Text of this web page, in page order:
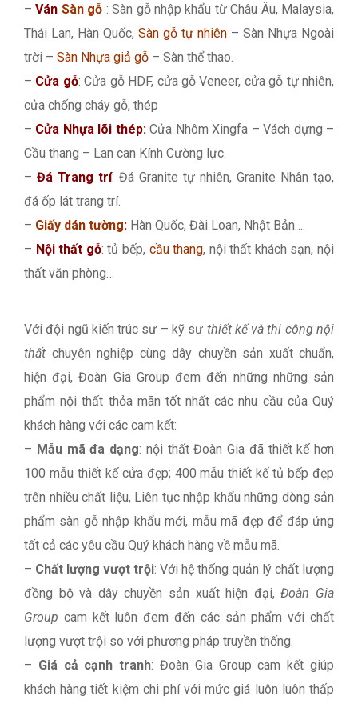
–Ván Sàn gỗ : Sàn gỗ nhập khẩu từ Châu Âu, Malaysia,
Thái Lan, Hàn Quốc, Sàn gỗ tự nhiên – Sàn Nhựa Ngoài
trời – Sàn Nhựa giả gỗ – Sàn thể thao.
– Cửa gỗ: Cửa gỗ HDF, cửa gỗ Veneer, cửa gỗ tự nhiên,
cửa chống cháy gỗ, thép
– Cửa Nhựa lõi thép:Cửa Nhôm Xingfa – Vách dựng –
Cầu thang – Lan can Kính Cường lực.
– Đá Trang trí: Đá Granite tự nhiên, Granite Nhân tạo,
đá ốp lát trang trí.
– Giấy dán tường: Hàn Quốc, Đài Loan, Nhật Bản….
– Nội thất gỗ: tủ bếp, cầu thang, nội thất khách sạn, nội
thất văn phòng…
Với đội ngũ kiến trúc sư – kỹ sư thiết kế và thi công nội
thất chuyên nghiệp cùng dây chuyền sản xuất chuẩn,
hiện đại, Đoàn Gia Group đem đến những những sản
phẩm nội thất thỏa mãn tốt nhất các nhu cầu của Quý
khách hàng với các cam kết:
– Mẫu mã đa dạng: nội thất Đoàn Gia đã thiết kế hơn
100 mẫu thiết kế cửa đẹp; 400 mẫu thiết kế tủ bếp đẹp
trên nhiều chất liệu, Liên tục nhập khẩu những dòng sản
phẩm sàn gỗ nhập khẩu mới, mẫu mã đẹp để đáp ứng
tất cả các yêu cầu Quý khách hàng về mẫu mã.
– Chất lượng vượt trội: Với hệ thống quản lý chất lượng
đồng bộ và dây chuyền sản xuất hiện đại,Đoàn Gia
Group cam kết luôn đem đến các sản phẩm với chất
lượng vượt trội so với phương pháp truyền thống.
– Giá cả cạnh tranh: Đoàn Gia Group cam kết giúp
khách hàng tiết kiệm chi phí với mức giá luôn luôn thấp